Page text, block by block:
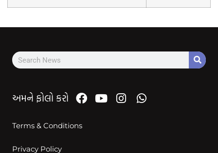
અમને ફોલો કરો
Terms & Conditions
Privacy Policy